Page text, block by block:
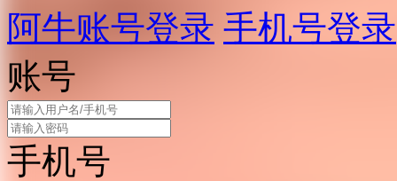
阿牛账号登录 手机号登录
账号
手机号